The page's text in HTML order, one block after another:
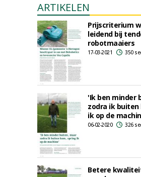
ARTIKELEN
Prijscriterium
leidend bij
robotmaaiers
17-03-2021 350
'Ik ben minder
zodra ik
ik op de
06-02-2020 326
Betere